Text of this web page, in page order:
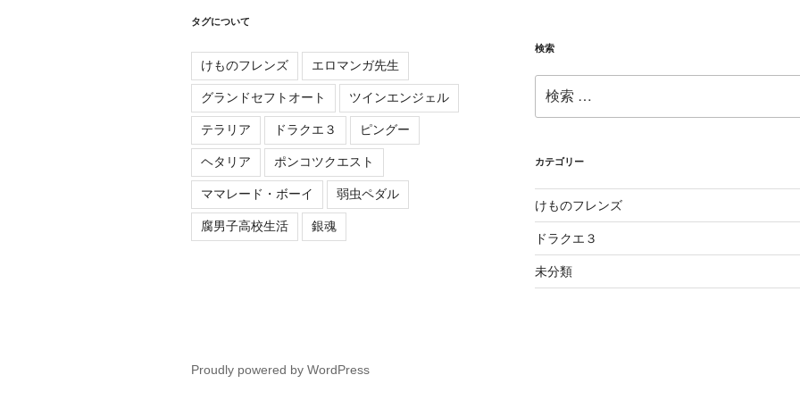
タグについて
けものフレンズ エロマンガ先生
グランドセフトオート ツインエンジェル
テラリア ドラクエ３ ピングー
ヘタリア ポンコツクエスト
ママレード・ボーイ 弱虫ペダル
腐男子高校生活 銀魂
検索
索:
カテゴリー
けものフレンズ
ドラクエ３
未分類
Proudly powered by WordPress